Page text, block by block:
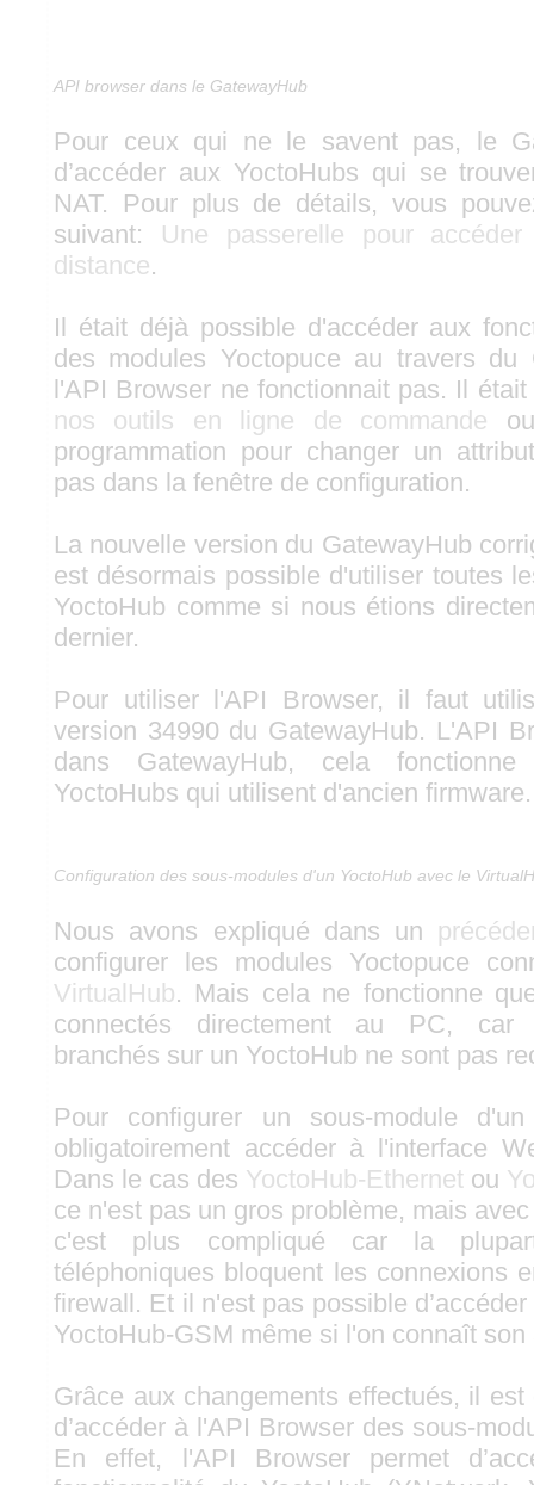
API browser dans le GatewayHub
Pour ceux qui ne le savent pas, le
d’accéder aux YoctoHubs qui se
NAT. Pour plus de détails, vous
suivant: Une passerelle pour
distance.
Il était déjà possible d'accéder aux
des modules Yoctopuce au travers du
l'API Browser ne fonctionnait pas. Il
nos outils en ligne de commande
programmation pour changer un
pas dans la fenêtre de configuration.
La nouvelle version du GatewayHub
est désormais possible d'utiliser toutes
YoctoHub comme si nous étions
dernier.
Pour utiliser l'API Browser, il faut
version 34990 du GatewayHub. L'API
dans GatewayHub, cela
YoctoHubs qui utilisent d'ancien firmware.
Configuration des sous-modules d'un YoctoHub avec le
Nous avons expliqué dans un
configurer les modules Yoctopuce
VirtualHub. Mais cela ne fonctionne
connectés directement au PC, car
branchés sur un YoctoHub ne sont pas
Pour configurer un sous-module
obligatoirement accéder à l'interface
Dans le cas des YoctoHub-Ethernet ou
ce n'est pas un gros problème, mais
c'est plus compliqué car la
téléphoniques bloquent les connexions
firewall. Et il n'est pas possible
YoctoHub-GSM même si l'on connaît son
Grâce aux changements effectués, il
d’accéder à l'API Browser des sous-
En effet, l'API Browser permet